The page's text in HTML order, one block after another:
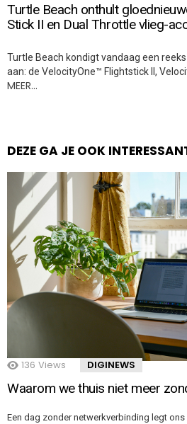
Turtle Beach onthult
Stick II en Dual Throttle vlieg-
Turtle Beach kondigt vandaag een
aan: de VelocityOne™ Flightstick II,
MEER…
DEZE GA JE OOK
136 Views DIGINEWS
Waarom we thuis niet meer
Een dag zonder netwerkverbinding legt